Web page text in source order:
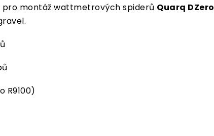
montáž wattmetrových spiderů Quarq DZero
R9100)